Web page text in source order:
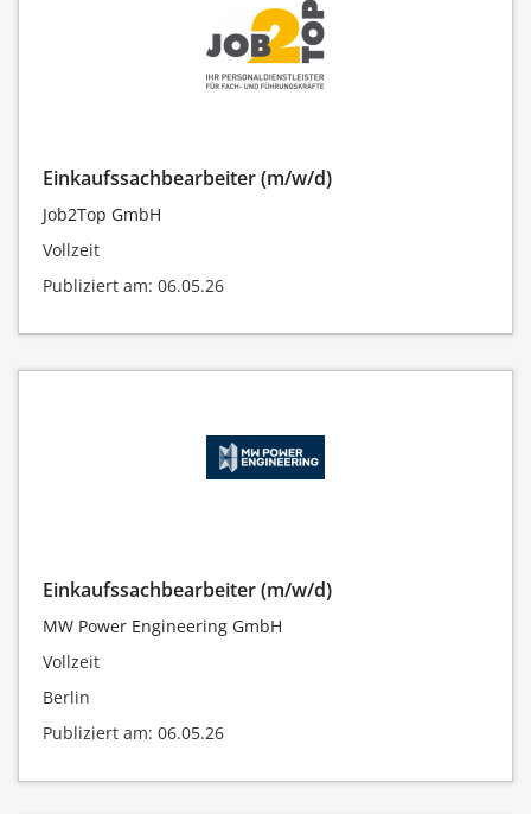
Einkaufssachbearbeiter (m/w/d)
Job2Top GmbH
Vollzeit
Publiziert am: 06.05.26
Einkaufssachbearbeiter (m/w/d)
MW Power Engineering GmbH
Vollzeit
Berlin
Publiziert am: 06.05.26